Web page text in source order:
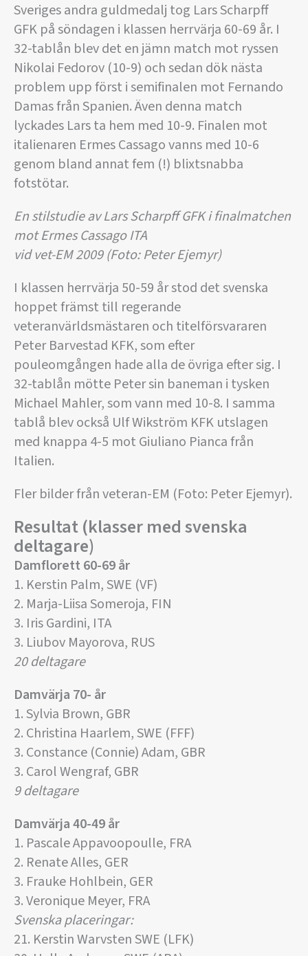
Sveriges andra guldmedalj tog Lars Scharpff
GFK på söndagen i klassen herrvärja 60-69 år. I
32-tablån blev det en jämn match mot ryssen
Nikolai Fedorov (10-9) och sedan dök nästa
problem upp först i semifinalen mot Fernando
Damas från Spanien. Även denna match
lyckades Lars ta hem med 10-9. Finalen mot
italienaren Ermes Cassago vanns med 10-6
genom bland annat fem (!) blixtsnabba
fotstötar.
En stilstudie av Lars Scharpff GFK i finalmatchen
mot Ermes CassagoITA
vid vet-EM 2009 (Foto: Peter Ejemyr)
I klassen herrvärja 50-59 år stod det svenska
hoppet främst till regerande
veteranvärldsmästaren och titelförsvararen
Peter Barvestad KFK, som efter
pouleomgången hade alla de övriga efter sig. I
32-tablån mötte Peter sin baneman i tysken
Michael Mahler, som vann med 10-8. I samma
tablå blev också Ulf Wikström KFK utslagen
med knappa 4-5 mot Giuliano Pianca från
Italien.
Fler bilder från veteran-EM (Foto: Peter Ejemyr).
Resultat (klasser med svenska
deltagare)
Damflorett 60-69 år
1. Kerstin Palm, SWE (VF)
2. Marja-Liisa Someroja, FIN
3. Iris Gardini, ITA
3. Liubov Mayorova, RUS
20 deltagare
Damvärja 70- år
1.Sylvia Brown, GBR
2. Christina Haarlem, SWE (FFF)
3. Constance (Connie) Adam, GBR
3. Carol Wengraf, GBR
9 deltagare
Damvärja 40-49 år
1. Pascale Appavoopoulle, FRA
2. Renate Alles, GER
3. Frauke Hohlbein, GER
3. Veronique Meyer, FRA
Svenska placeringar:
21. Kerstin Warvsten SWE (LFK)